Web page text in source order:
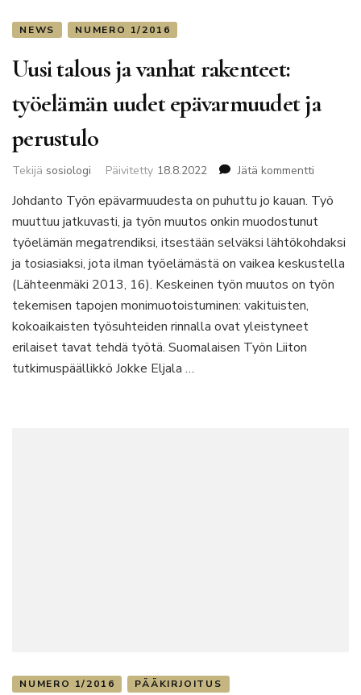
NEWS NUMERO 1/2016
Uusi talous ja vanhat rakenteet:
työelämän uudet epävarmuudet ja
perustulo
Tekijä sosiologi Päivitetty 18.8.2022 Jätä kommentti
talous
ja
vanhat
uudet
Johdanto Työn epävarmuudesta on puhuttu jo kauan. Työ
muuttuu jatkuvasti, ja työn muutos onkin muodostunut
työelämän megatrendiksi, itsestään selväksi lähtökohdaksi
ja tosiasiaksi, jota ilman työelämästä on vaikea keskustella
(Lähteenmäki 2013, 16). Keskeinen työn muutos on työn
tekemisen tapojen monimuotoistuminen: vakituisten,
kokoaikaisten työsuhteiden rinnalla ovat yleistyneet
erilaiset tavat tehdä työtä. Suomalaisen Työn Liiton
tutkimuspäällikkö Jokke Eljala …
NUMERO 1/2016 PÄÄKIRJOITUS